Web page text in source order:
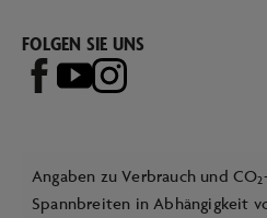
FOLGEN SIE UNS
Angaben zu Verbrauch und CO2
Spannbreiten in Abhängigkeit